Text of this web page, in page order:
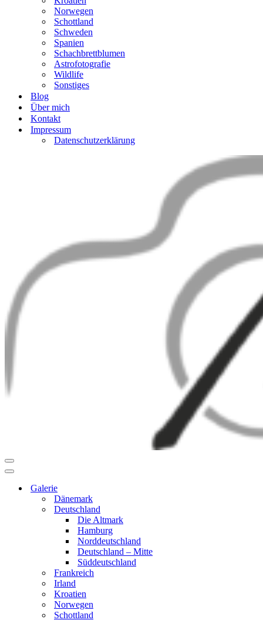
Norwegen
Schottland
Schweden
Spanien
Schachbrettblumen
Astrofotografie
Wildlife
Sonstiges
Blog
Über mich
Kontakt
Impressum
Datenschutzerklärung
Navigationsmenü
Navigationsmenü
Galerie
Dänemark
Deutschland
Die Altmark
Hamburg
Norddeutschland
Deutschland – Mitte
Süddeutschland
Frankreich
Irland
Kroatien
Norwegen
Schottland